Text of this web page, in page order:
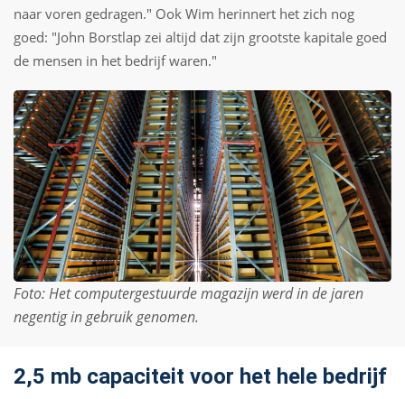
naar voren gedragen." Ook Wim herinnert het zich nog
goed: "John Borstlap zei altijd dat zijn grootste kapitale goed
de mensen in het bedrijf waren."
Foto: Het computergestuurde magazijn werd inde jaren
negentig in gebruik genomen.
2,5 mb capaciteit voor het hele bedrijf